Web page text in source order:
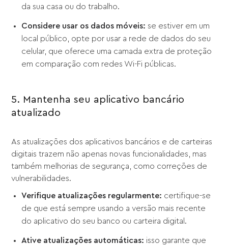
da sua casa ou do trabalho.
Considere usar os dados móveis: se estiver em um
local público, opte por usar a rede de dados do seu
celular, que oferece uma camada extra de proteção
em comparação com redes Wi-Fi públicas.
5. Mantenha seu aplicativo bancário
atualizado
As atualizações dos aplicativos bancários e de carteiras
digitais trazem não apenas novas funcionalidades, mas
também melhorias de segurança, como correções de
vulnerabilidades.
Verifique atualizações regularmente: certifique-se
de que está sempre usando a versão mais recente
do aplicativo do seu banco ou carteira digital.
Ative atualizações automáticas: isso garante que